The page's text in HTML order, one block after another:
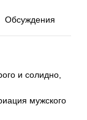
Обсуждения
и солидно,
мужского